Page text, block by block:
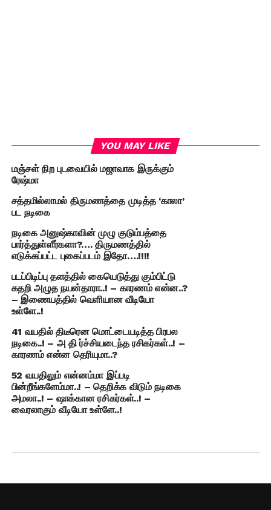
YOU MAY LIKE
மஞ்சள் நிற புடவையில் மஜாவாக இருக்கும்
ரேஷ்மா
சத்தமில்லாமல் திருமணத்தை முடித்த ‘காலா’
பட நடிகை
நடிகை அனுஷ்காவின் முழு குடும்பத்தை
பார்த்துள்ளீர்களா?…. திருமணத்தில்
எடுக்கப்பட்ட புகைப்படம் இதோ….!!!!
படப்பிடிப்பு தளத்தில் கையெடுத்து கும்பிட்டு
கதறி அழுத நயன்தாரா..! – காரணம் என்ன..?
– இணையத்தில் வெளியான வீடியோ
உள்ளே..!
41 வயதில் திடீரென மொட்டையடித்த பிரபல
நடிகை..! – அ தி ர்ச்சியடைந்த ரசிகர்கள்..! –
காரணம் என்ன தெரியுமா..?
52 வயதிலும் என்னம்மா இப்படி
பின்றீங்களேம்மா..! – தெறிக்க விடும் நடிகை
அமலா..! – ஷாக்கான ரசிகர்கள்..! –
வைரலாகும் வீடியோ உள்ளே..!